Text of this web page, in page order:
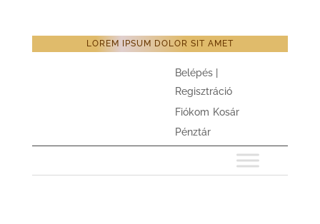
LOREM IPSUM DOLOR SIT AMET
Belépés |
Regisztráció
Fiókom Kosár
Pénztár